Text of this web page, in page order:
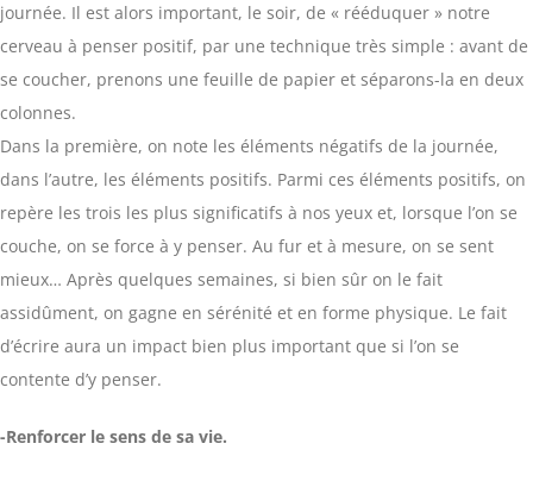
journée. Il est alors important, le soir, de « rééduquer » notre
cerveau à penser positif, par une technique très simple : avant de
se coucher, prenons une feuille de papier et séparons-la en deux
colonnes.
Dans la première, on note les éléments négatifs de la journée,
dans l’autre, les éléments positifs. Parmi ces éléments positifs, on
repère les trois les plus significatifs à nos yeux et, lorsque l’on se
couche, on se force à y penser. Au fur et à mesure, on se sent
mieux… Après quelques semaines, si bien sûr on le fait
assidûment, on gagne en sérénité et en forme physique. Le fait
d’écrire aura un impact bien plus important que si l’on se
contente d’y penser.
-Renforcer le sens de sa vie.